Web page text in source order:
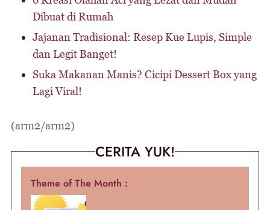
Dibuat di Rumah
Jajanan Tradisional: Resep Kue Lupis, Simple
dan Legit Banget!
Suka Makanan Manis? Cicipi Dessert Box yang
Lagi Viral!
(arm2/arm2)
CERITA YUK!
Theme of The Month :